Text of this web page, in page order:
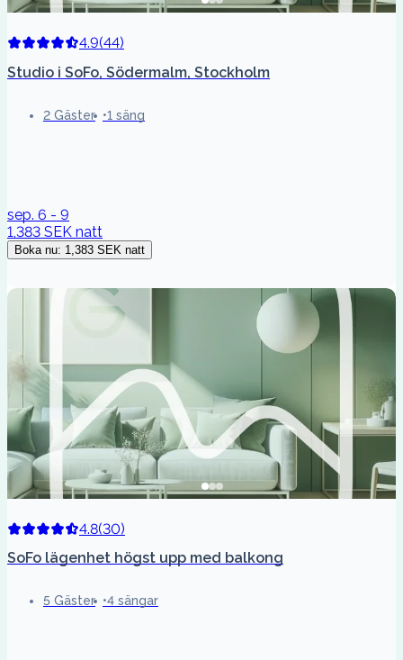
4.9(44)
Studio i SoFo, Södermalm, Stockholm
2 Gäster 1 säng
sep. 6 - 9
1,383 SEK natt
Boka nu: 1,383 SEK natt
4.8(30)
SoFo lägenhet högst upp med balkong
5 Gäster 4 sängar